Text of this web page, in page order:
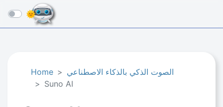
☰
Home
الصوت الذكي بالذكاء الاصطناعي
Suno AI